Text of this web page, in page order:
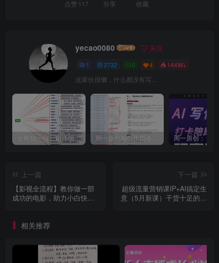
点赞 117 分享 收藏
yecao0080 关注
1 3732 0 4 144W+
这家伙很懒，什么都没有写...
全网独一份：超详细的40+个自媒体赛道领域解析手册，让你的内容创作不再局限！ 周一原创AI创作指令词：30+个领域赛道的创作提示词集合
上一篇
【影视全流程】教你做一部
成功的电影，助力小白快速
下一篇
超级流量营销课IP+AI搞定生
意（5月新课）干货十足的流
相关推荐